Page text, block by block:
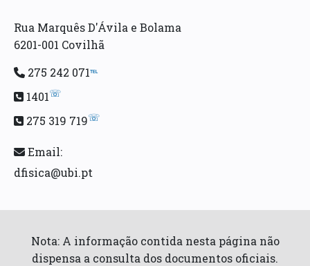
Rua Marquês D'Ávila e Bolama
6201-001 Covilhã
275 242 071℡
1401☏
275 319 719☏
Email:
dfisica@ubi.pt
Nota: A informação contida nesta página não
dispensa a consulta dos documentos oficiais.